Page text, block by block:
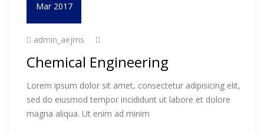
Mar 2017
admin_aejms
Chemical Engineering
Lorem ipsum dolor sit amet, consectetur adipisicing elit,
sed do eiusmod tempor incididunt ut labore et dolore
magna aliqua. Ut enim ad minim